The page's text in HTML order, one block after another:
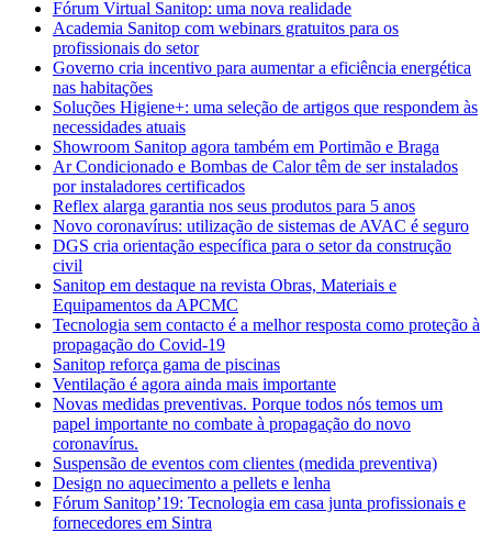
Fórum Virtual Sanitop: uma nova realidade
Academia Sanitop com webinars gratuitos para os
profissionais do setor
Governo cria incentivo para aumentar a eficiência energética
nas habitações
Soluções Higiene+: uma seleção de artigos que respondem às
necessidades atuais
Showroom Sanitop agora também em Portimão e Braga
Ar Condicionado e Bombas de Calor têm de ser instalados
por instaladores certificados
Reflex alarga garantia nos seus produtos para 5 anos
Novo coronavírus: utilização de sistemas de AVAC é seguro
DGS cria orientação específica para o setor da construção
civil
Sanitop em destaque na revista Obras, Materiais e
Equipamentos da APCMC
Tecnologia sem contacto é a melhor resposta como proteção à
propagação do Covid-19
Sanitop reforça gama de piscinas
Ventilação é agora ainda mais importante
Novas medidas preventivas. Porque todos nós temos um
papel importante no combate à propagação do novo
coronavírus.
Suspensão de eventos com clientes (medida preventiva)
Design no aquecimento a pellets e lenha
Fórum Sanitop’19: Tecnologia em casa junta profissionais e
fornecedores em Sintra